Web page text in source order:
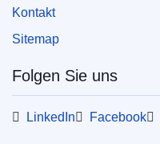
pdfa2a
Kontakt
Sitemap
Folgen Sie uns
LinkedIn Facebook